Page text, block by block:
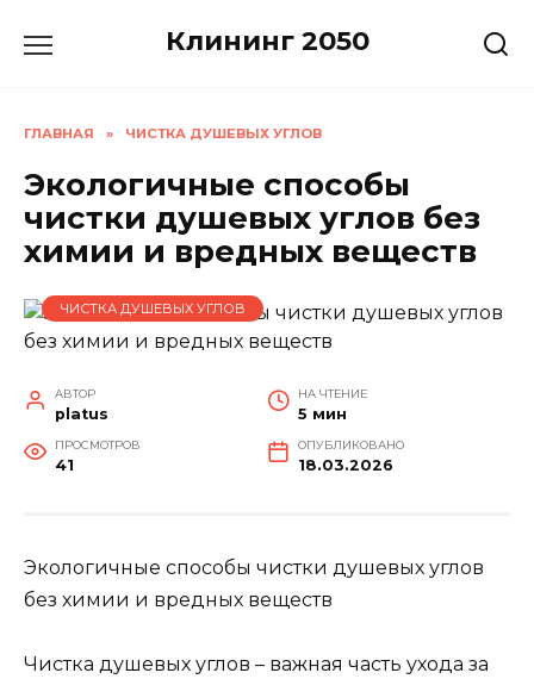
Клининг 2050
ГЛАВНАЯ » ЧИСТКА ДУШЕВЫХ УГЛОВ
Экологичные способы
чистки душевых углов без
химии и вредных веществ
ЧИСТКА ДУШЕВЫХ УГЛОВ
АВТОР
platus
НА ЧТЕНИЕ
5 мин
ПРОСМОТРОВ
41
ОПУБЛИКОВАНО
18.03.2026
Экологичные способы чистки душевых углов
без химии и вредных веществ
Чистка душевых углов – важная часть ухода за